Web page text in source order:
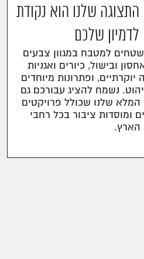
התצוגה שלנו הוא נקודת
שלכם
למטבח במגוון צבעים
ובישול, כיורים ואגניות
ופתרונות מיוחדים
נשמח להציג עבורכם גם
שלנו שכולל פרויקטים
ומוסדות ציבור בכל רחבי
הארץ.